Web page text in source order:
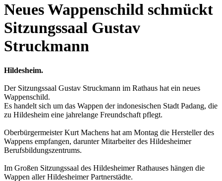
Neues Wappenschild schmückt
Sitzungssaal Gustav
Struckmann
Hildesheim.
Der Sitzungssaal Gustav Struckmann im Rathaus hat ein neues
Wappenschild.
Es handelt sich um das Wappen der indonesischen Stadt Padang, die
zu Hildesheim eine jahrelange Freundschaft pflegt.
Oberbürgermeister Kurt Machens hat am Montag die Hersteller des
Wappens empfangen, darunter Mitarbeiter des Hildesheimer
Berufsbildungszentrums.
Im Großen Sitzungssaal des Hildesheimer Rathauses hängen die
Wappen aller Hildesheimer Partnerstädte.